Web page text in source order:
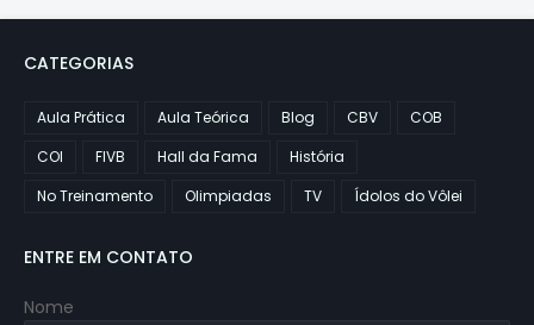
CATEGORIAS
Aula Prática Aula Teórica Blog CBV
COB
COI
FIVB Hall da Fama
História
No Treinamento
Olimpiadas TV Ídolos do Vôlei
ENTRE EM CONTATO
Nome